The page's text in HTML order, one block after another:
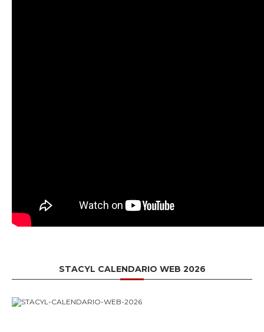
STACYL CALENDARIO WEB 2026